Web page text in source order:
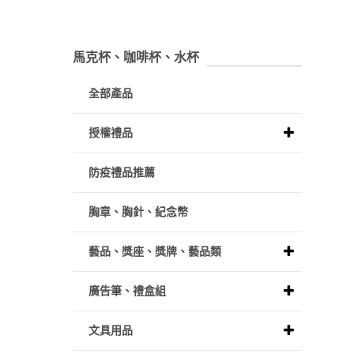
馬克杯、咖啡杯、水杯
全部產品
授權禮品
防疫禮品推薦
胸章、胸針、紀念幣
藝品、獎座、獎牌、藝品類
廣告筆、禮盒組
文具用品